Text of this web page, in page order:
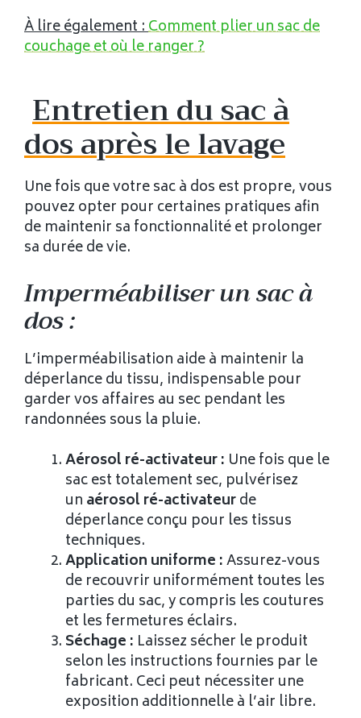
À lire également :Comment plier un sac de
couchage et où le ranger ?
Entretien du sac à
dos après le lavage
Une fois que votre sac à dos est propre, vous
pouvez opter pour certaines pratiques afin
de maintenir sa fonctionnalité et prolonger
sa durée de vie.
Imperméabiliser un sac à
dos :
L’imperméabilisation aide à maintenir la
déperlance du tissu, indispensable pour
garder vos affaires au sec pendant les
randonnées sous la pluie.
Aérosol ré-activateur : Une fois que le
sac est totalement sec, pulvérisez
un aérosol ré-activateurde
déperlance conçu pour les tissus
techniques.
Application uniforme :Assurez-vous
de recouvrir uniformément toutes les
parties du sac, y compris les coutures
et les fermetures éclairs.
Séchage : Laissez sécher le produit
selon les instructions fournies par le
fabricant. Ceci peut nécessiter une
exposition additionnelle à l’air libre.